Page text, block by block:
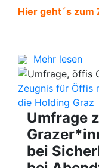
Hier geht´s
Mehr lesen
Zeugnis für Öffis
die Holding Graz
Umfrage
bei